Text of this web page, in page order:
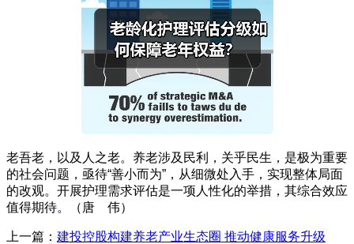
老吾老，以及人之老。养老涉及民利，关乎民生，是极为重要
的社会问题，亟待“善小而为”，从细微处入手，实现整体局面
的改观。开展护理需求评估是一项人性化的举措，其综合效应
值得期待。（唐 伟）
上一篇： 建投控股构建养老产业生态圈 推动健康服务升级